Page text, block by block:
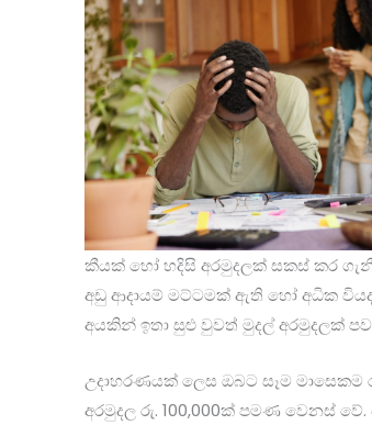
කීයක් හෝ හදිසි අරමුදලක් සකස් කර
අඩු ආදායම් මට්ටමක් ඇති හෝ අධික
අයකින් ඉතා සුළු වුවත් මුදල් අරමුදලක්
උදාහරණයක් ලෙස ඔබට සෑම
අරමුදල රු. 100,000ක් පමණ වෙනස්